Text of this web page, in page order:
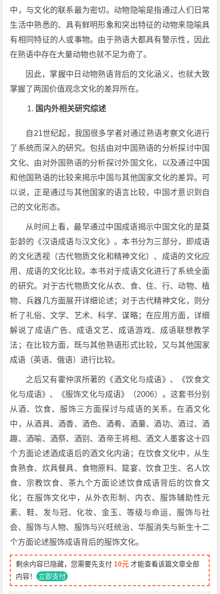
中，与文化的联系最为密切。动物隐喻是指通过人们日常
生活中熟悉的、具有鲜明形象和突出特征的动物来隐喻具
有相同特征的人或事物。由于熟语大都具有警示性，因此
在熟语中存在大量动物也就不足为奇了。
因此，掌握中日动物熟语背后的文化涵义，也就大致
掌握了两国价值观念文化的差异所在。
国内外相关研究综述
自21世纪起，我国很多学者对通过熟语考察文化进行
了系统而深入的研究。包括由对中国熟语的分析探讨中国
文化、由对外国熟语的分析探讨外国文化，以及通过中国
和他国熟语的比较来揭示中国与其他国家文化的差异。可
以说，正是通过与其他国家的语言比较，中国才意识到自
己的文化形态。
从时间上看，最早通过中国成语揭示中国文化的是莫
彭龄的《汉语成语与汉文化》。本书分为三部分，即成语
的文化透视（古代物质文化和精神文化）、成语的文化应
用、成语的文化比较。本书对于成语文化进行了系统全面
的研究。对于古代物质文化从衣、食、住、行、动物、植
物、兵器几方面展开详细论述；对于古代精神文化，则分
析了礼俗、文学、艺术、科学、谋略；在应用方面，详细
解说了成语广告、成语文艺、成语游戏、成语联想教学
法；在比较方面，既与其他熟语形式比较，又与其他国家
成语（英语、俄语）进行比较。
之后又有霍仲滨所著的《酒文化与成语》、《饮食文
化与成语》、《服饰文化与成语》（2006）。这套书分别
从酒、饮食、服饰三方面探讨与成语的关系。在酒文化
中，从酒具、酒香、酒色、酒肴、酒量、酒功、酒过、酒
趣、酒喻、酒祭、酒别、酒帝王将相、酒文人墨客这十四
个方面论述酒成语后的酒文化内涵；在饮食文化中，从生
食熟食、炊具餐具、食物原料、筵宴、饮食卫生、名人饮
食、宗教饮食、茶九个方面论述饮食成语背后的饮食文
化；在服饰文化中，从外衣形制、内衣、服饰辅助性元
素、鞋、发与冠、化妆、金玉、等级与命运、服饰与社
会、服饰与人物、服饰与兴旺统治、华服消失与新生十二
个方面论述服饰成语背后的服饰文化。
剩余内容已隐藏，您需要先支付 10元 才能查看该篇文章全部
内容！ 立即支付